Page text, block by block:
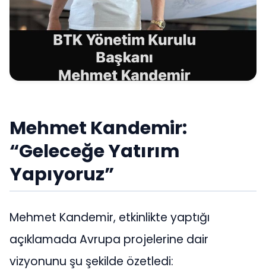
Mehmet Kandemir:
“Geleceğe Yatırım
Yapıyoruz”
Mehmet Kandemir, etkinlikte yaptığı
açıklamada Avrupa projelerine dair
vizyonunu şu şekilde özetledi: